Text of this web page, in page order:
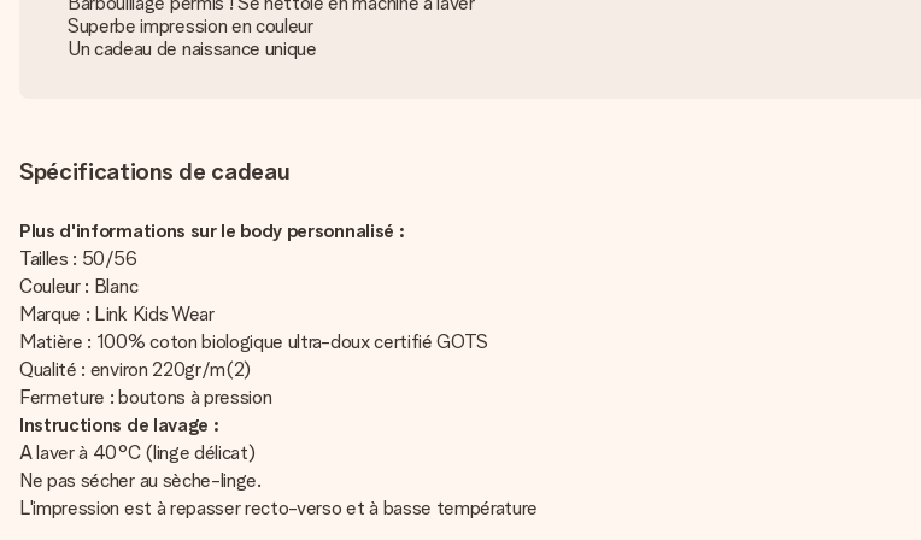
Superbe impression en couleur
Un cadeau de naissance unique
Spécifications de cadeau
Plus d'informations sur le body personnalisé :
Tailles : 50/56
Couleur : Blanc
Marque : Link Kids Wear
Matière : 100% coton biologique ultra-doux certifié GOTS
Qualité : environ 220gr/m(2)
Fermeture : boutons à pression
Instructions de lavage :
A laver à 40°C (linge délicat)
Ne pas sécher au sèche-linge.
L'impression est à repasser recto-verso et à basse température